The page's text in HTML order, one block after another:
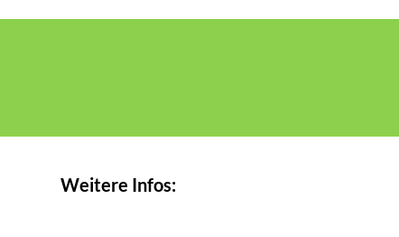
Weitere Infos: